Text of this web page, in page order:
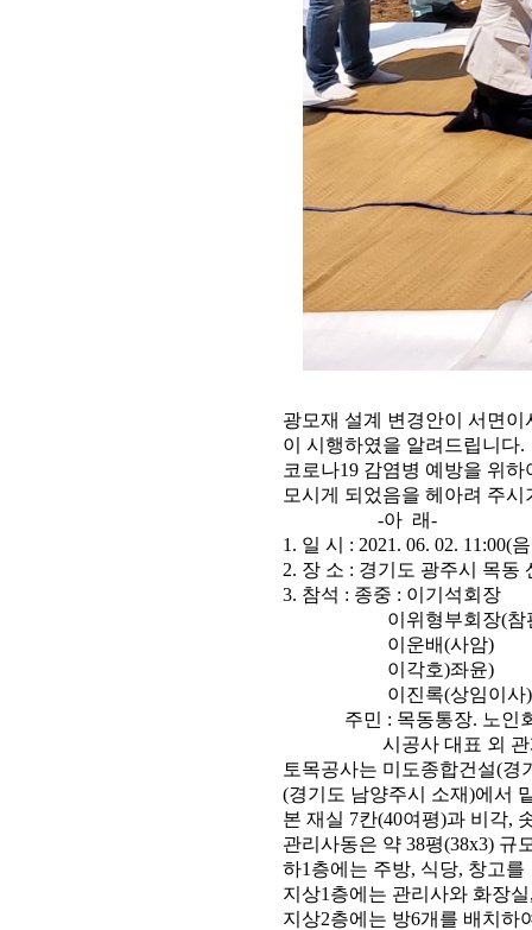
광모재 설계 변경안이 서면
이 시행하였을 알려드립니다.
코로나19 감염병 예방을 위
모시게 되었음을 헤아려 주시
-아 래-
1. 일 시 : 2021. 06. 02. 11:00(
2. 장 소 : 경기도 광주시 목동
3. 참석 : 종중 : 이기석회장
이위형부회장(참
이운배(사
이각호)좌윤)
이진록(상임이사)
주민 : 목동통장. 노인회
시공사 대표 외 관
토목공사는 미도종합건설(
(경기도 남양주시 소재)에서
본 재실 7칸(40여평)과 비각,
관리사동은 약 38평(38x3) 규
하1층에는 주방, 식당, 창고를
지상1층에는 관리사와 화장
지상2층에는 방6개를 배치하